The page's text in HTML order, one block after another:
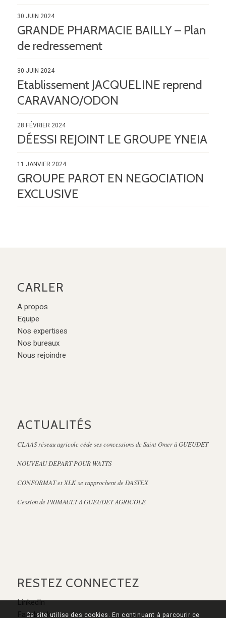
30 JUIN 2024
GRANDE PHARMACIE BAILLY – Plan
de redressement
30 JUIN 2024
Etablissement JACQUELINE reprend
CARAVANO/ODON
28 FÉVRIER 2024
DÉESSI REJOINT LE GROUPE YNEIA
11 JANVIER 2024
GROUPE PAROT EN NEGOCIATION
EXCLUSIVE
CARLER
A propos
Equipe
Nos expertises
Nos bureaux
Nous rejoindre
ACTUALITÉS
CLAAS réseau agricole cède ses concessions de Saint Omer à GUEUDET
NOUVEAU DEPART POUR WATTS
CONFORMAT et XLK se rapprochent de DASTEX
Cession de PRIMAULT à GUEUDET AGRICOLE
RESTEZ CONNECTEZ
LinkedIn
Facebook
Ce site utilise des cookies. En continuant à parcourir ce